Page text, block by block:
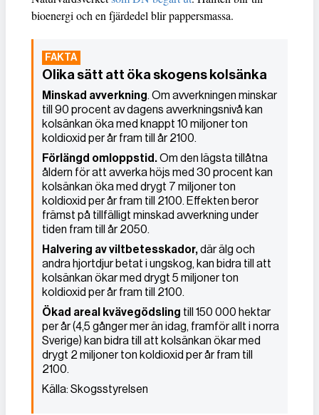
bioenergi och en fjärdedel blir pappersmassa.
Olika sätt att öka skogens kolsänka
Minskad avverkning. Om avverkningen minskar
till 90 procent av dagens avverkningsnivå kan
kolsänkan öka med knappt 10 miljoner ton
koldioxid per år fram till år 2100.
Förlängd omloppstid.Om den lägsta tillåtna
åldern för att avverka höjs med 30 procent kan
kolsänkan öka med drygt 7 miljoner ton
koldioxid per år fram till 2100. Effekten beror
främst på tillfälligt minskad avverkning under
tiden fram till år 2050.
Halvering av viltbetesskador,där älg och
andra hjortdjur betat i ungskog, kan bidra till att
kolsänkan ökar med drygt 5 miljoner ton
koldioxid per år fram till 2100.
Ökad areal kvävegödsling till 150 000 hektar
per år (4,5 gånger mer än idag, framför allt i norra
Sverige) kan bidra till att kolsänkan ökar med
drygt 2 miljoner ton koldioxid per år fram till
2100.
Källa: Skogsstyrelsen